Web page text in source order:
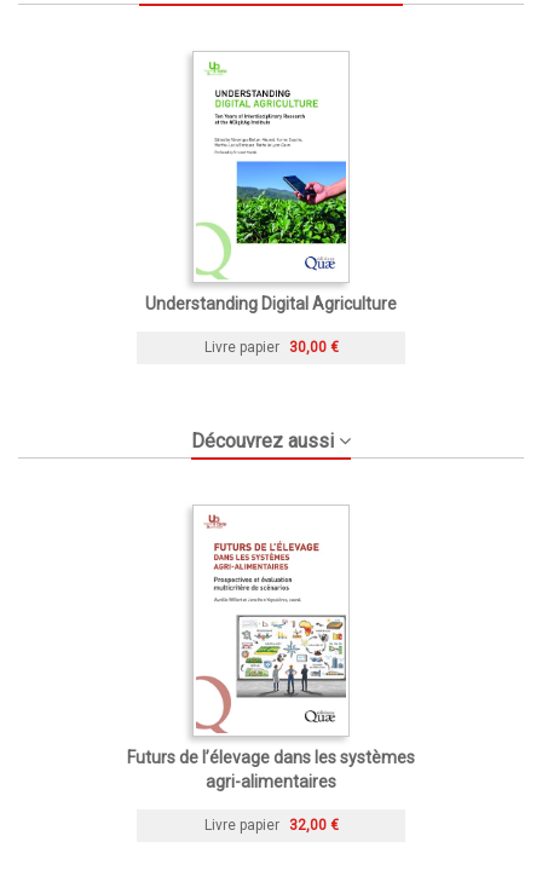
Understanding Digital Agriculture
Livre papier 30,00 €
Découvrez aussi
Futurs de l’élevage dans les systèmes
agri-alimentaires
Livre papier 32,00 €